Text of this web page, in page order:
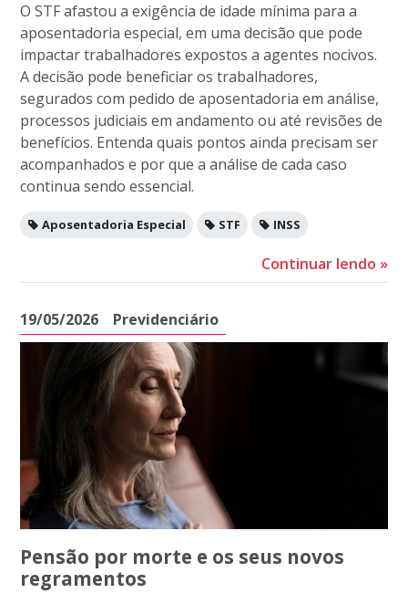
O STF afastou a exigência de idade mínima para a
aposentadoria especial, em uma decisão que pode
impactar trabalhadores expostos a agentes nocivos.
A decisão pode beneficiar os trabalhadores,
segurados com pedido de aposentadoria em análise,
processos judiciais em andamento ou até revisões de
benefícios. Entenda quais pontos ainda precisam ser
acompanhados e por que a análise de cada caso
continua sendo essencial.
Aposentadoria Especial STF INSS
Continuar lendo »
19/05/2026 Previdenciário
Pensão por morte e os seus novos
regramentos